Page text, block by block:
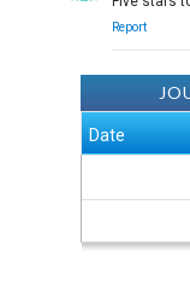
Report
Date